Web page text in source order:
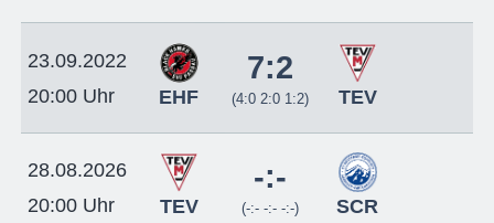
23.09.2022
20:00 Uhr
EHF
7:2
(4:0 2:0 1:2) TEV
28.08.2026
20:00 Uhr
TEV
-:-
(-:- -:- -:-) SCR